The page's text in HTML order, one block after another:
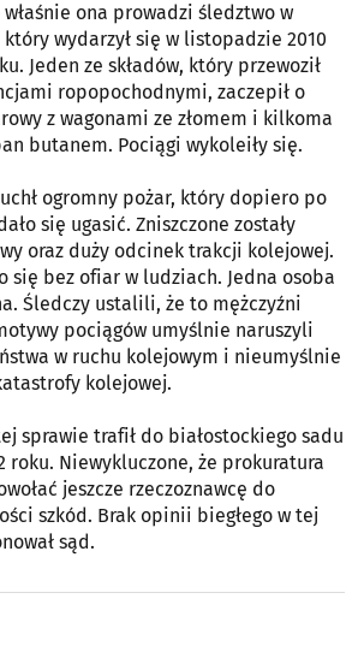
właśnie ona prowadzi śledztwo w
wydarzył się w listopadzie 2010
Jeden ze składów, który przewoził
ropopochodnymi, zaczepił o
z wagonami ze złomem i kilkoma
butanem. Pociągi wykoleiły się.
ogromny pożar, który dopiero po
się ugasić. Zniszczone zostały
oraz duży odcinek trakcji kolejowej.
się bez ofiar w ludziach. Jedna osoba
Śledczy ustalili, że to mężczyźni
pociągów umyślnie naruszyli
w ruchu kolejowym i nieumyślnie
kolejowej.
sprawie trafił do białostockiego sadu
roku. Niewykluczone, że prokuratura
jeszcze rzeczoznawcę do
szkód. Brak opinii biegłego w tej
sąd.